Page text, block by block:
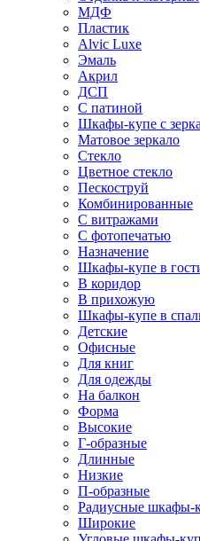
МДФ
Пластик
Alvic Luxe
Эмаль
Акрил
ДСП
С патиной
Шкафы-купе с
Матовое зеркало
Стекло
Цветное стекло
Пескоструй
Комбинированные
С витражами
С фотопечатью
Назначение
Шкафы-купе в
В коридор
В прихожую
Шкафы-купе в
Детские
Офисные
Для книг
Для одежды
На балкон
Форма
Высокие
Г-образные
Длинные
Низкие
П-образные
Радиусные шкафы-
Широкие